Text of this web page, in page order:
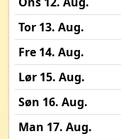
Tor 13. Aug.
Fre 14. Aug.
Lør 15. Aug.
Søn 16. Aug.
Man 17. Aug.